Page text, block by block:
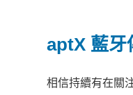
aptX 藍牙
相信持續有在關